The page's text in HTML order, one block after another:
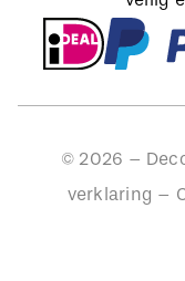
© 2026 –
verklaring –